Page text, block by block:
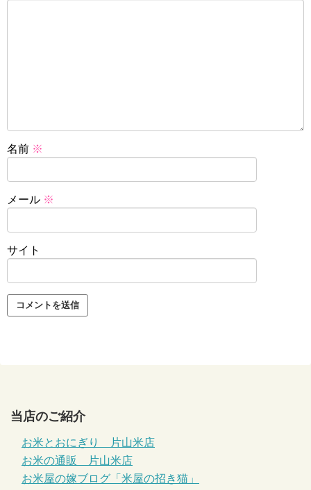
名前 ※
メール ※
サイト
当店のご紹介
お米とおにぎり 片山米店
お米の通販 片山米店
お米屋の嫁ブログ「米屋の招き猫」